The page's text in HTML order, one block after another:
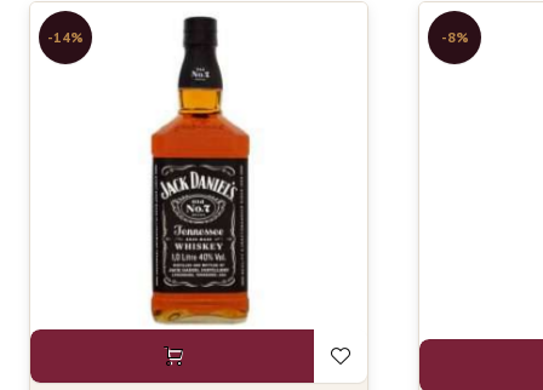
-14% -8%